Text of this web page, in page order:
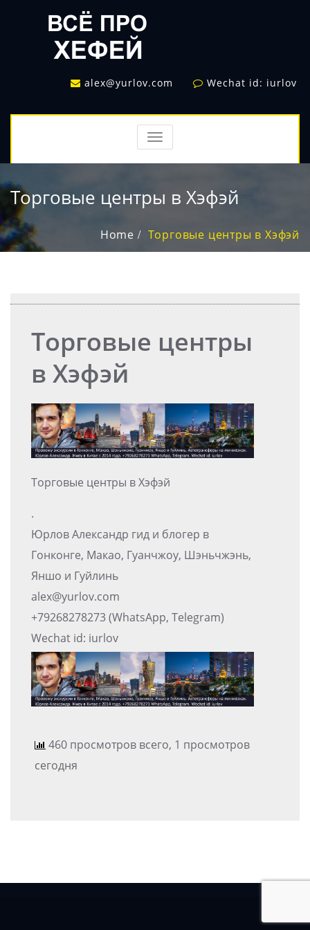
alex@yurlov.com Wechat id: iurlov
TOGGLE
NAVIGATION
Торговые центры в Хэфэй
Home Торговые центры в Хэфэй
Торговые центры
в Хэфэй
Торговые центры в Хэфэй
.
Юрлов Александр гид и блогер в
Гонконге, Макао, Гуанчжоу, Шэньчжэнь,
Яншо и Гуйлинь
alex@yurlov.com
+79268278273 (WhatsApp, Telegram)
Wechat id: iurlov
460 просмотров всего, 1 просмотров
сегодня